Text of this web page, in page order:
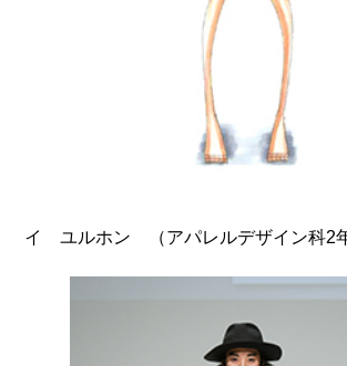
イ ユルホン （アパレルデザイン科2